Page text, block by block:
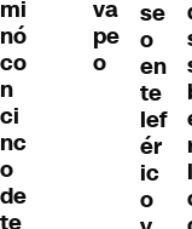
mi
nó
co
n
ci
nc
o
de
va
pe
o
se
o
en
te
lef
ér
ic
o